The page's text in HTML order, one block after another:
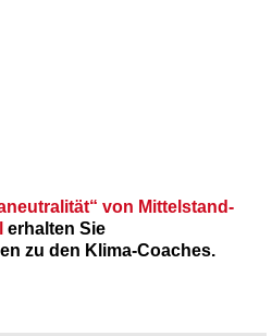
von Mittelstand-
erhalten Sie
zu den Klima-Coaches.